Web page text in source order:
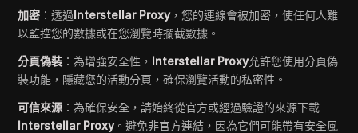
加密 ：透過Interstellar Proxy，您的連線會被加密，使任何人難
以監控您的數據或在您瀏覽時攔截數據。
分頁偽裝 ：為增強安全性， Interstellar Proxy允許您使用分頁偽
裝功能，隱藏您的活動分頁，確保瀏覽活動的私密性。
可信來源 ：為確保安全，請始終從官方或經過驗證的來源下載
Interstellar Proxy。避免非官方連結，因為它們可能帶有安全風